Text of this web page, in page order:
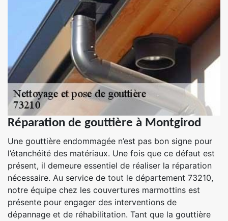
Réparation de gouttière à Montgirod
Une gouttière endommagée n’est pas bon signe pour
l’étanchéité des matériaux. Une fois que ce défaut est
présent, il demeure essentiel de réaliser la réparation
nécessaire. Au service de tout le département 73210,
notre équipe chez les couvertures marmottins est
présente pour engager des interventions de
dépannage et de réhabilitation. Tant que la gouttière